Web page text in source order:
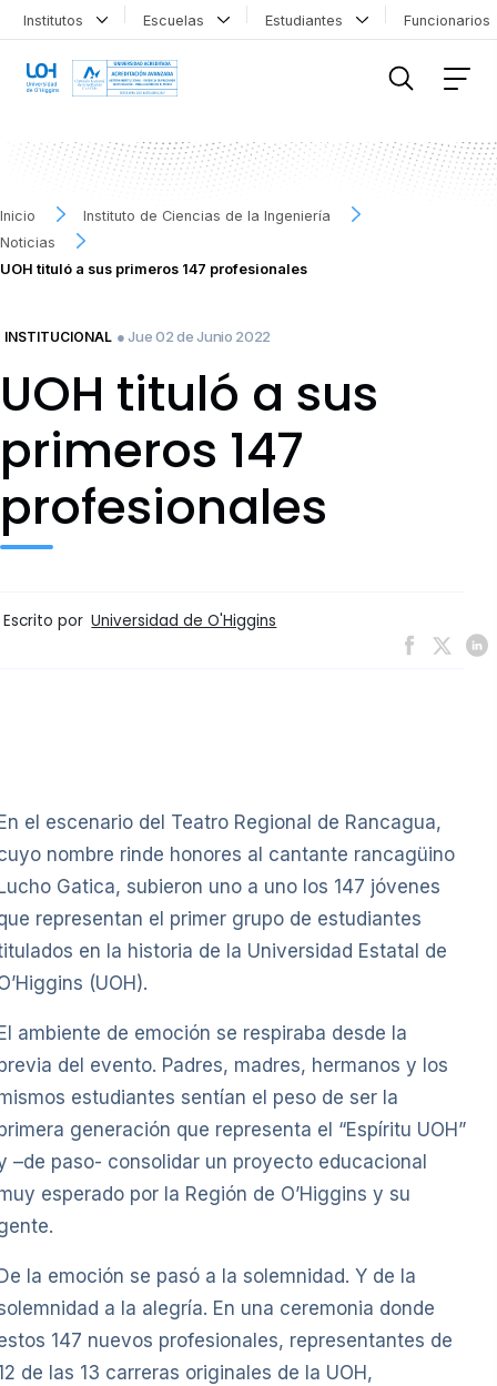
Institutos Escuelas Estudiantes
Inicio
Instituto de Ciencias de la Ingeniería
Noticias
UOH tituló a sus primeros 147 profesionales
INSTITUCIONAL ● Jue 02 de Junio 2022
UOH tituló a sus
primeros 147
profesionales
Escrito por Universidad de O'Higgins
el escenario del Teatro Regional de Rancagua,
nombre rinde honores al cantante rancagüino
Gatica, subieron uno a uno los 147 jóvenes
representan el primer grupo de estudiantes
en la historia de la Universidad Estatal de
(UOH).
ambiente de emoción se respiraba desde la
del evento. Padres, madres, hermanos y los
estudiantes sentían el peso de ser la
generación que representa el “Espíritu UOH”
–de paso- consolidar un proyecto educacional
esperado por la Región de O’Higgins y su
la emoción se pasó a la solemnidad. Y de la
a la alegría. En una ceremonia donde
147 nuevos profesionales, representantes de
de las 13 carreras originales de la UOH,